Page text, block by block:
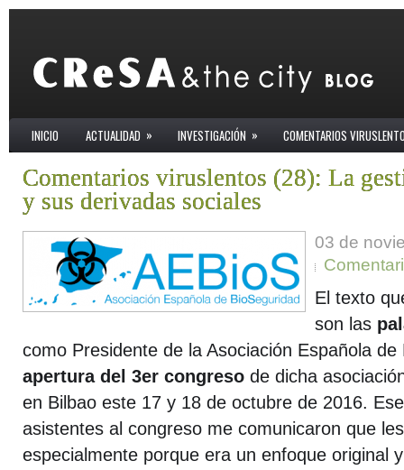
INICIO ACTUALIDAD » INVESTIGACIÓN » COMENTARIOS
Comentarios viruslentos (28): La
y sus derivadas sociales
03 de
El texto
son las
como Presidente de la Asociación Española
apertura del 3er congreso de dicha
en Bilbao este 17 y 18 de octubre de 2016.
asistentes al congreso me comunicaron que
especialmente porque era un enfoque original